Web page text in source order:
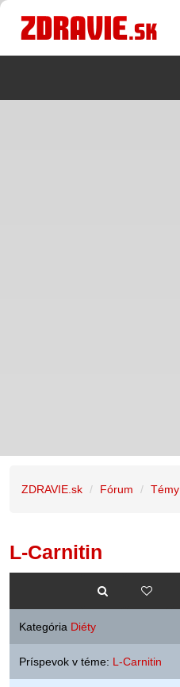
ZDRAVIE.sk Fórum Témy
L-Carnitin
Kategória Diéty
Príspevok v téme: L-Carnitin